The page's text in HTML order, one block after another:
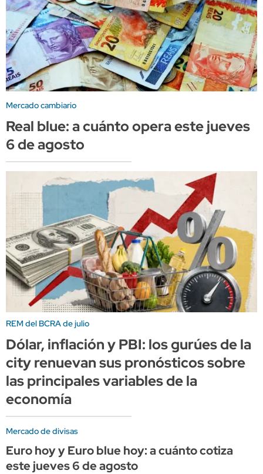
Mercado cambiario
Real blue: a cuánto opera este jueves
6 de agosto
REM del BCRA de julio
Dólar, inflación y PBI: los gurúes de la
city renuevan sus pronósticos sobre
las principales variables de la
economía
Mercado de divisas
Euro hoy y Euro blue hoy: a cuánto cotiza
este jueves 6 de agosto